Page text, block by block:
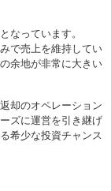
なっています。
で売上を維持してい
余地が非常に大きい
却のオペレーション
ズに運営を引き継げ
希少な投資チャンス